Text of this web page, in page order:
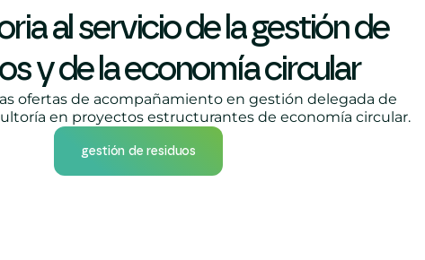
al servicio de la gestión de
y de la economía circular
ofertas de acompañamiento en gestión delegada de
en proyectos estructurantes de economía circular.
gestión de residuos